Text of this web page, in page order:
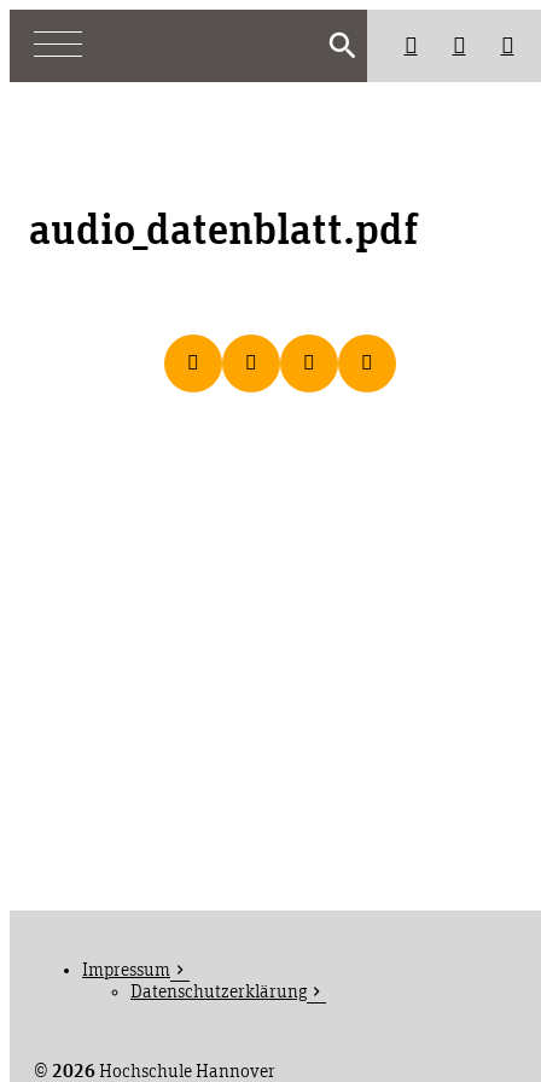
search
audio_datenblatt.pdf
© 2026Hochschule Hannover
Impressum
Datenschutzerklärung